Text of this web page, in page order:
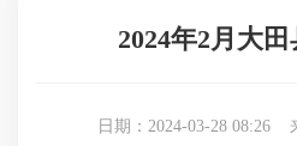
2024年2月大
日期：2024-03-28 08:26